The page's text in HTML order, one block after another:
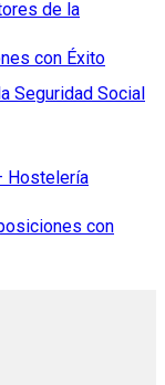
de la
con Éxito
Seguridad Social
Hostelería
con